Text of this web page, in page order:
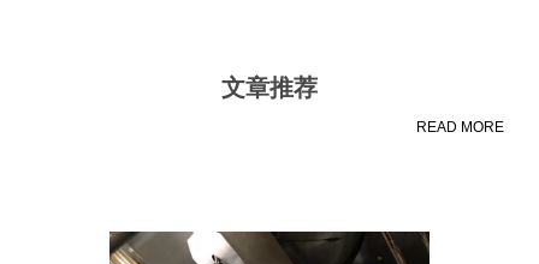
文章推荐
READ MORE